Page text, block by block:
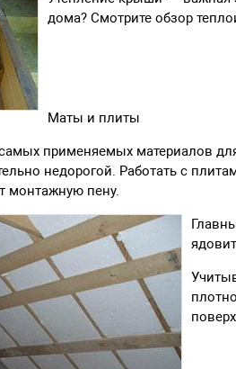
дома? Смотрите обзор
Маты и плиты
применяемых материалов
недорогой. Работать с
монтажную пену.